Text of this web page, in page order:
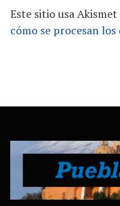
Este sitio usa
cómo se procesan